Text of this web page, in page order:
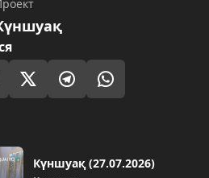
Күншуақ (27.07.2026)